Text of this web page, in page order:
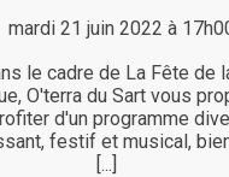
mardi 21 juin 2022 à
le cadre de La Fête de
O'terra du Sart vous
d'un programme
festif et musical,
[...]